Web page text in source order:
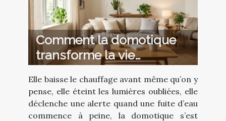
Comment la domotique
transforme la vie
quotidienne sans qu’on
s’en aperçoive
Elle baisse le chauffage avant même qu’on y
pense, elle éteint les lumières oubliées, elle
déclenche une alerte quand une fuite d’eau
commence à peine, la domotique s’est